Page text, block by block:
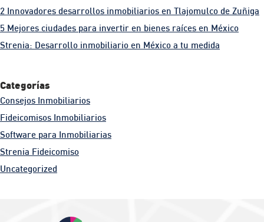
2 Innovadores desarrollos inmobiliarios en Tlajomulco de Zuñiga
5 Mejores ciudades para invertir en bienes raíces en México
Strenia: Desarrollo inmobiliario en México a tu medida
Categorías
Consejos Inmobiliarios
Fideicomisos Inmobiliarios
Software para Inmobiliarias
Strenia Fideicomiso
Uncategorized